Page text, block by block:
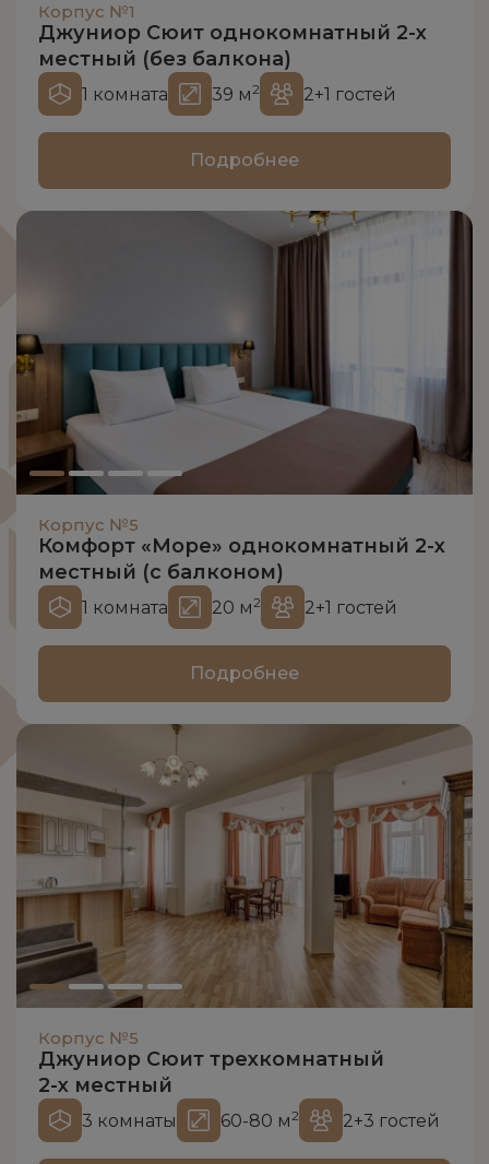
Корпус №1
Джуниор Сюит однокомнатный 2-х
местный (без балкона)
1 комната 39 м2 2+1 гостей
Подробнее
Корпус №5
Комфорт «Море» однокомнатный 2-х
местный (с балконом)
1 комната 20 м2 2+1 гостей
Подробнее
Корпус №5
Джуниор Сюит трехкомнатный
2-х местный
3 комнаты 60-80 м2 2+3 гостей